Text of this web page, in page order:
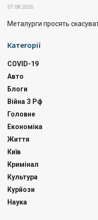
07.08.2026
Металурги просять
Категорії
COVID-19
Авто
Блоги
Війна З Рф
Головне
Економіка
Життя
Київ
Кримінал
Культура
Курйози
Наука